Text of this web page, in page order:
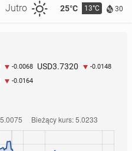
Jutro 25°C 13°C 30
-0.0068 USD3.7320 -0.0148
-0.0164